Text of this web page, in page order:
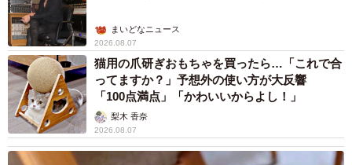
まいどなニュース
2026.08.07
猫用の爪研ぎおもちゃを買ったら…「これで合
ってますか？」予想外の使い方が大反響
「100点満点」「かわいいからよし！」
梨木 香奈
2026.08.07